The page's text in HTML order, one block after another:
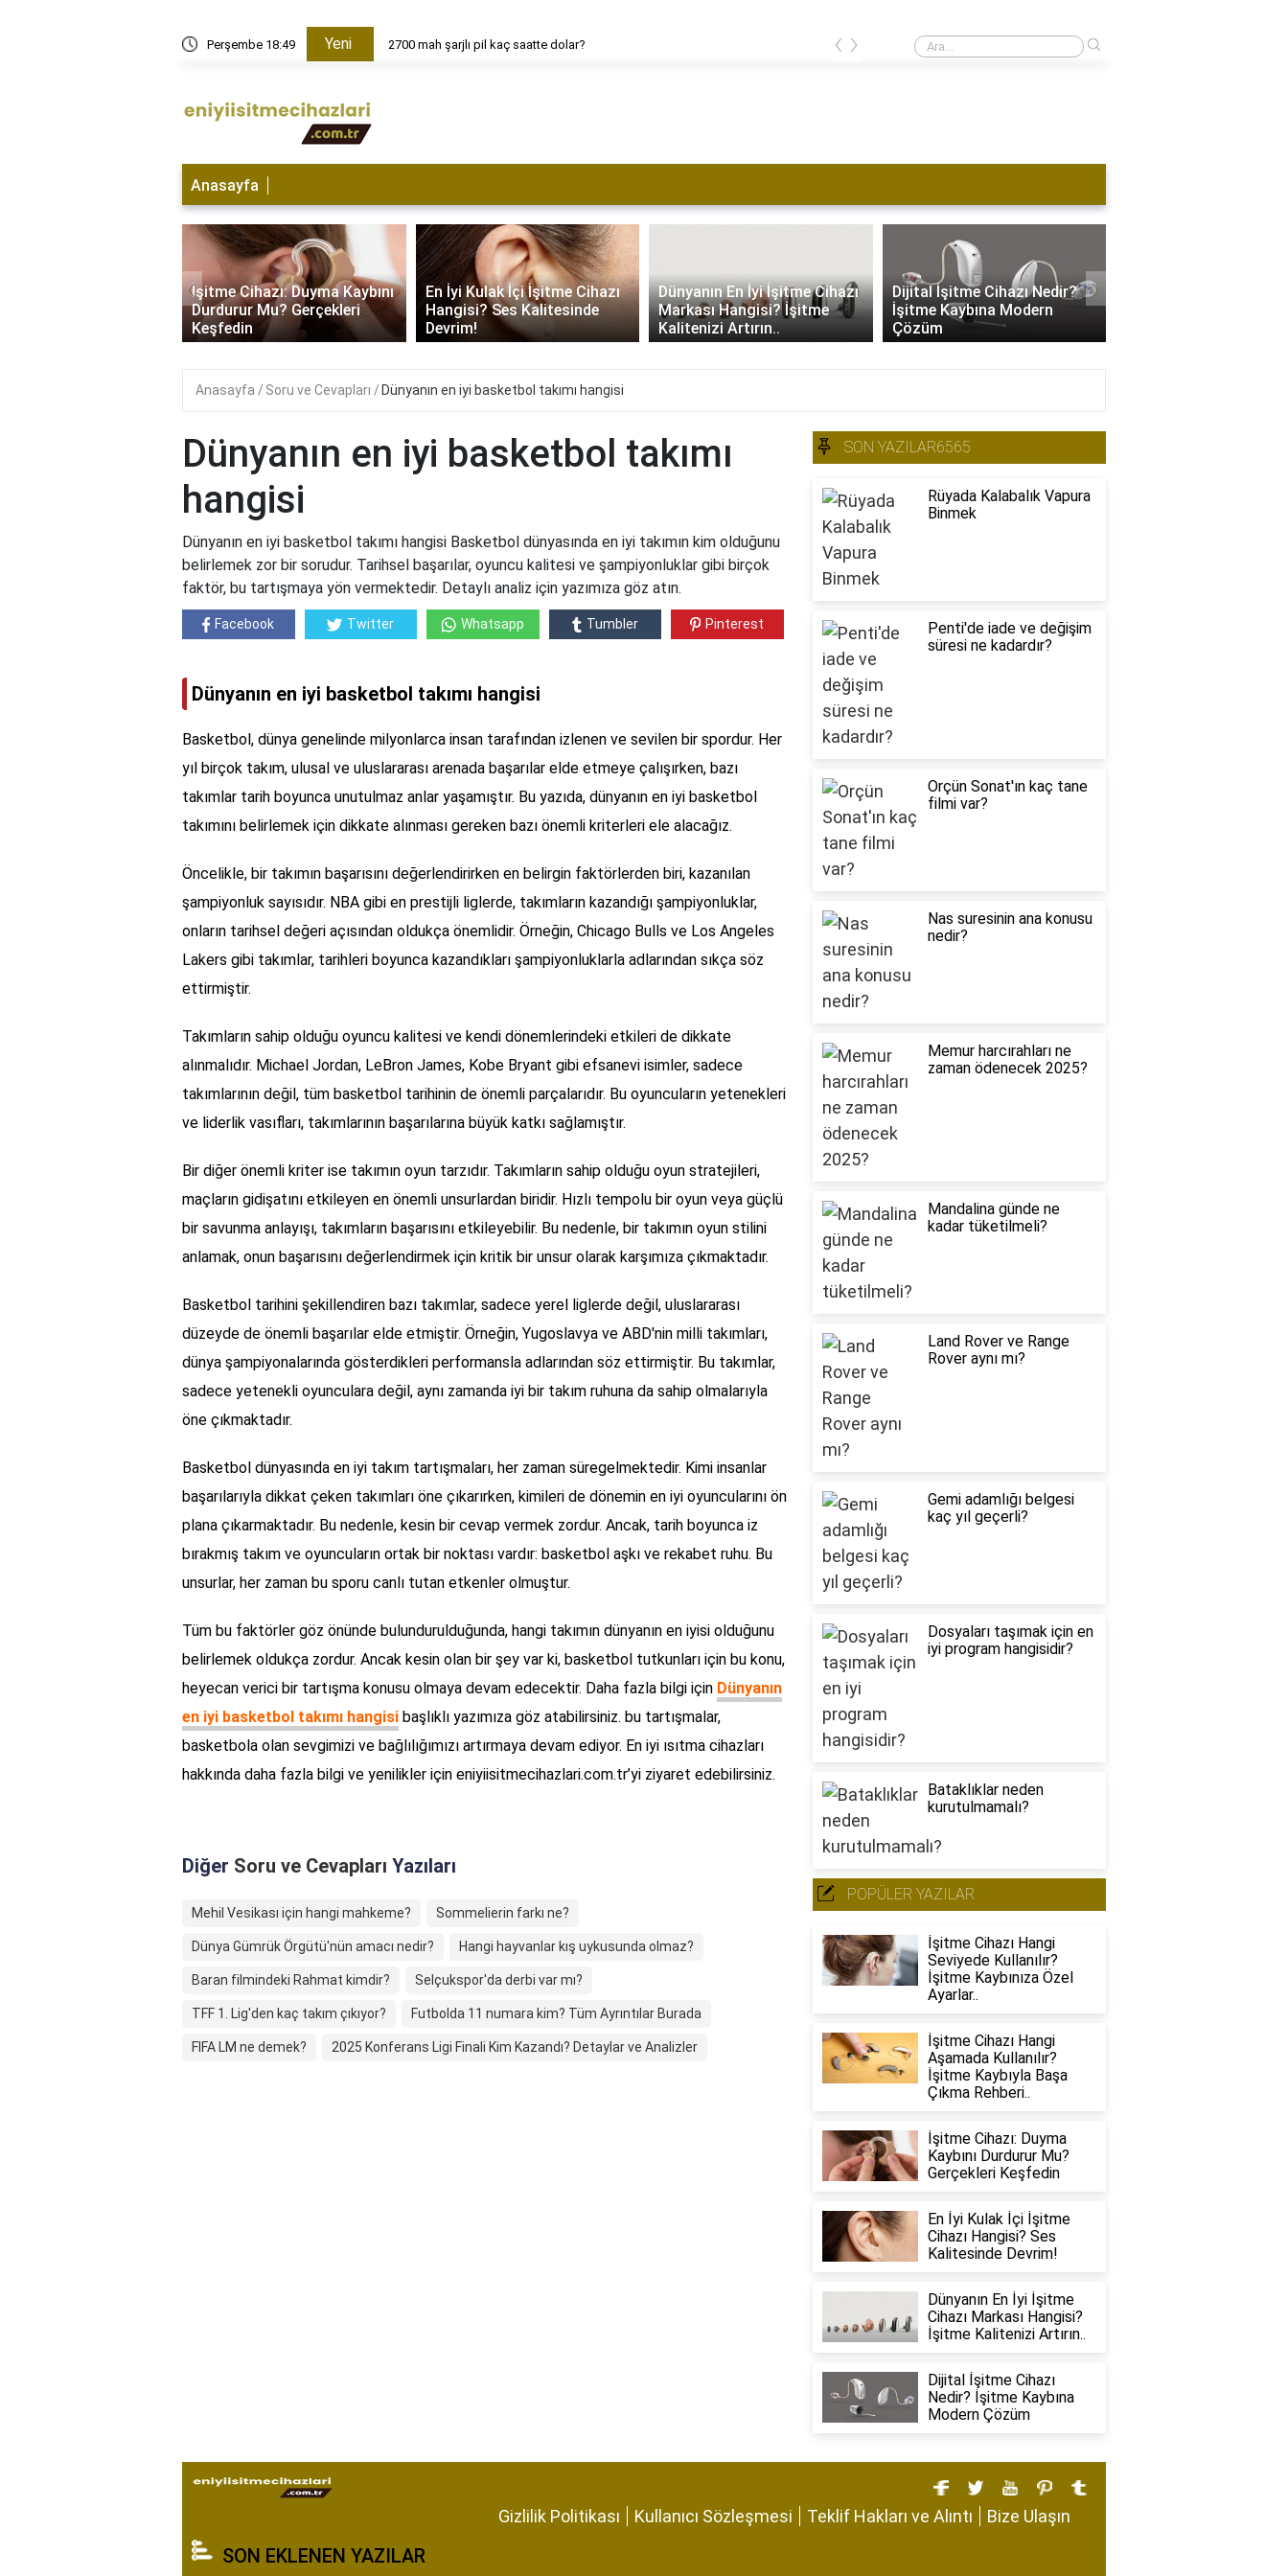
Perşembe 18:49 Yeni 2700 mah şarjlı pil kaç saatte dolar? 1 kulağı duymayan ehliyet alabilir mi?
‹ ›
Anasayfa
İşitme Cihazı: Duyma Kaybını
Durdurur Mu? Gerçekleri
Keşfedin
En İyi Kulak İçi İşitme Cihazı
Hangisi? Ses Kalitesinde
Devrim!
Dünyanın En İyi İşitme Cihazı
Markası Hangisi? İşitme
Kalitenizi Artırın..
Dijital İşitme Cihazı Nedir?
İşitme Kaybına Modern
Çözüm
‹ ›
Anasayfa Soru ve Cevapları Dünyanın en iyi basketbol takımı hangisi
Dünyanın en iyi basketbol takımı
hangisi
Dünyanın en iyi basketbol takımı hangisi Basketbol dünyasında en iyi takımın kim olduğunu
belirlemek zor bir sorudur. Tarihsel başarılar, oyuncu kalitesi ve şampiyonluklar gibi birçok
faktör, bu tartışmaya yön vermektedir. Detaylı analiz için yazımıza göz atın.
Facebook Twitter Whatsapp Tumbler Pinterest
Dünyanın en iyi basketbol takımı hangisi
Basketbol, dünya genelinde milyonlarca insan tarafından izlenen ve sevilen bir spordur. Her
yıl birçok takım, ulusal ve uluslararası arenada başarılar elde etmeye çalışırken, bazı
takımlar tarih boyunca unutulmaz anlar yaşamıştır. Bu yazıda, dünyanın en iyi basketbol
takımını belirlemek için dikkate alınması gereken bazı önemli kriterleri ele alacağız.
Öncelikle, bir takımın başarısını değerlendirirken en belirgin faktörlerden biri, kazanılan
şampiyonluk sayısıdır. NBA gibi en prestijli liglerde, takımların kazandığı şampiyonluklar,
onların tarihsel değeri açısından oldukça önemlidir. Örneğin, Chicago Bulls ve Los Angeles
Lakers gibi takımlar, tarihleri boyunca kazandıkları şampiyonluklarla adlarından sıkça söz
ettirmiştir.
Takımların sahip olduğu oyuncu kalitesi ve kendi dönemlerindeki etkileri de dikkate
alınmalıdır. Michael Jordan, LeBron James, Kobe Bryant gibi efsanevi isimler, sadece
takımlarının değil, tüm basketbol tarihinin de önemli parçalarıdır. Bu oyuncuların yetenekleri
ve liderlik vasıfları, takımlarının başarılarına büyük katkı sağlamıştır.
Bir diğer önemli kriter ise takımın oyun tarzıdır. Takımların sahip olduğu oyun stratejileri,
maçların gidişatını etkileyen en önemli unsurlardan biridir. Hızlı tempolu bir oyun veya güçlü
bir savunma anlayışı, takımların başarısını etkileyebilir. Bu nedenle, bir takımın oyun stilini
anlamak, onun başarısını değerlendirmek için kritik bir unsur olarak karşımıza çıkmaktadır.
Basketbol tarihini şekillendiren bazı takımlar, sadece yerel liglerde değil, uluslararası
düzeyde de önemli başarılar elde etmiştir. Örneğin, Yugoslavya ve ABD'nin milli takımları,
dünya şampiyonalarında gösterdikleri performansla adlarından söz ettirmiştir. Bu takımlar,
sadece yetenekli oyunculara değil, aynı zamanda iyi bir takım ruhuna da sahip olmalarıyla
öne çıkmaktadır.
Basketbol dünyasında en iyi takım tartışmaları, her zaman süregelmektedir. Kimi insanlar
başarılarıyla dikkat çeken takımları öne çıkarırken, kimileri de dönemin en iyi oyuncularını ön
plana çıkarmaktadır. Bu nedenle, kesin bir cevap vermek zordur. Ancak, tarih boyunca iz
bırakmış takım ve oyuncuların ortak bir noktası vardır: basketbol aşkı ve rekabet ruhu. Bu
unsurlar, her zaman bu sporu canlı tutan etkenler olmuştur.
Tüm bu faktörler göz önünde bulundurulduğunda, hangi takımın dünyanın en iyisi olduğunu
belirlemek oldukça zordur. Ancak kesin olan bir şey var ki, basketbol tutkunları için bu konu,
heyecan verici bir tartışma konusu olmaya devam edecektir. Daha fazla bilgi için Dünyanın
en iyi basketbol takımı hangisi başlıklı yazımıza göz atabilirsiniz. bu tartışmalar,
basketbola olan sevgimizi ve bağlılığımızı artırmaya devam ediyor. En iyi ısıtma cihazları
hakkında daha fazla bilgi ve yenilikler için eniyiisitmecihazlari.com.tr’yi ziyaret edebilirsiniz.
Diğer Soru ve Cevapları Yazıları
Mehil Vesikası için hangi mahkeme? Sommelierin farkı ne?
Dünya Gümrük Örgütü'nün amacı nedir? Hangi hayvanlar kış uykusunda olmaz?
Baran filmindeki Rahmat kimdir? Selçukspor'da derbi var mı?
TFF 1. Lig'den kaç takım çıkıyor? Futbolda 11 numara kim? Tüm Ayrıntılar Burada
FIFA LM ne demek? 2025 Konferans Ligi Finali Kim Kazandı? Detaylar ve Analizler
SON YAZILAR6565
Rüyada Kalabalık Vapura
Binmek
Penti'de iade ve değişim
süresi ne kadardır?
Orçün Sonat'ın kaç tane
filmi var?
Nas suresinin ana konusu
nedir?
Memur harcırahları ne
zaman ödenecek 2025?
Mandalina günde ne
kadar tüketilmeli?
Land Rover ve Range
Rover aynı mı?
Gemi adamlığı belgesi
kaç yıl geçerli?
Dosyaları taşımak için en
iyi program hangisidir?
Bataklıklar neden
kurutulmamalı?
POPÜLER YAZILAR
İşitme Cihazı Hangi
Seviyede Kullanılır?
İşitme Kaybınıza Özel
Ayarlar..
İşitme Cihazı Hangi
Aşamada Kullanılır?
İşitme Kaybıyla Başa
Çıkma Rehberi..
İşitme Cihazı: Duyma
Kaybını Durdurur Mu?
Gerçekleri Keşfedin
En İyi Kulak İçi İşitme
Cihazı Hangisi? Ses
Kalitesinde Devrim!
Dünyanın En İyi İşitme
Cihazı Markası Hangisi?
İşitme Kalitenizi Artırın..
Dijital İşitme Cihazı
Nedir? İşitme Kaybına
Modern Çözüm
Gizlilik Politikası Kullanıcı Sözleşmesi Teklif Hakları ve Alıntı Bize Ulaşın
SON EKLENEN YAZILAR